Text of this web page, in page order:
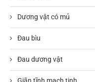
Dương vật có mủ
Đau bìu
Đau dương vật
Giãn tĩnh mạch tinh